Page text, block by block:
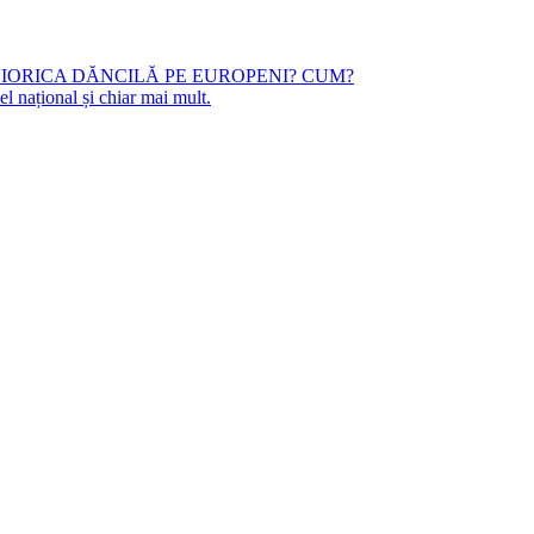
DĂNCILĂ PE EUROPENI? CUM?
național și chiar mai mult.